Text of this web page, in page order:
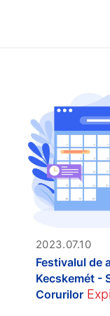
2023.07.10
Festivalul de
Kecskemét -
Corurilor